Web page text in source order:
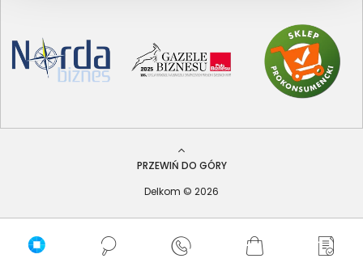
PRZEWIŃ DO GÓRY
Delkom © 2026